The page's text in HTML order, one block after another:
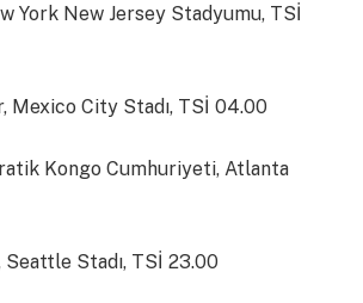
York New Jersey Stadyumu, TSİ
Mexico City Stadı, TSİ 04.00
Kongo Cumhuriyeti, Atlanta
Stadı, TSİ 23.00